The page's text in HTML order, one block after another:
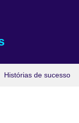
Histórias de sucesso